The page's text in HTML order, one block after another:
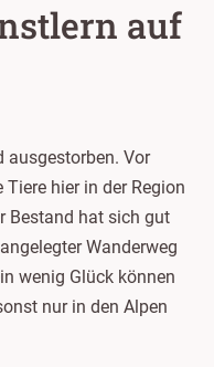
auf
ausgestorben. Vor
hier in der Region
Bestand hat sich gut
Wanderweg
wenig Glück können
nur in den Alpen